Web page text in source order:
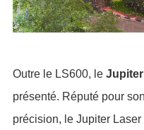
Outre le LS600, le
présenté. Réputé pour
précision, le Jupiter